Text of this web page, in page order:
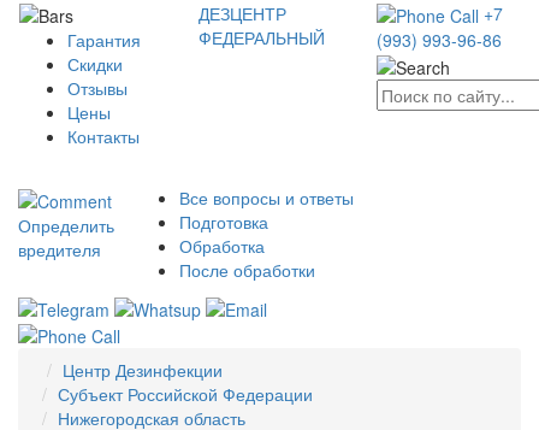
Гарантия
Скидки
Отзывы
Цены
Контакты
ДЕЗЦЕНТР
ФЕДЕРАЛЬНЫЙ
+7
(993) 993-96-86
Определить
вредителя
Все вопросы и ответы
Подготовка
Обработка
После обработки
Центр Дезинфекции
Субъект Российской Федерации
Нижегородская область